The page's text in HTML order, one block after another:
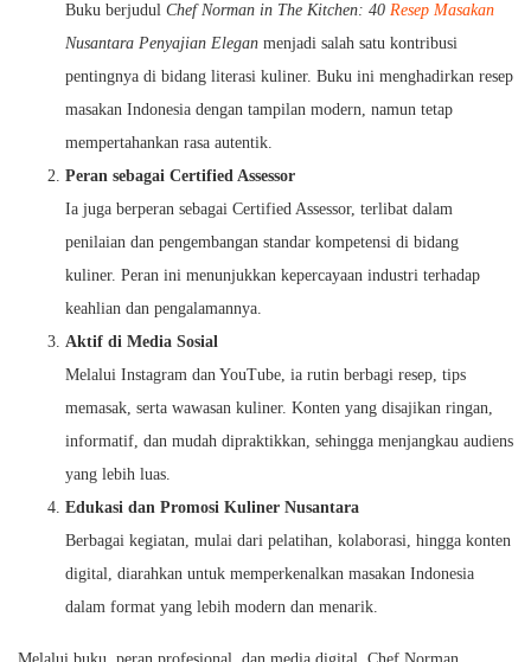
Buku berjudul Chef Norman in The Kitchen: 40 Resep Masakan
Nusantara Penyajian Elegan menjadi salah satu kontribusi
pentingnya di bidang literasi kuliner. Buku ini menghadirkan resep
masakan Indonesia dengan tampilan modern, namun tetap
mempertahankan rasa autentik.
Peran sebagai Certified Assessor
Ia juga berperan sebagai Certified Assessor, terlibat dalam
penilaian dan pengembangan standar kompetensi di bidang
kuliner. Peran ini menunjukkan kepercayaan industri terhadap
keahlian dan pengalamannya.
Aktif di Media Sosial
Melalui Instagram dan YouTube, ia rutin berbagi resep, tips
memasak, serta wawasan kuliner. Konten yang disajikan ringan,
informatif, dan mudah dipraktikkan, sehingga menjangkau audiens
yang lebih luas.
Edukasi dan Promosi Kuliner Nusantara
Berbagai kegiatan, mulai dari pelatihan, kolaborasi, hingga konten
digital, diarahkan untuk memperkenalkan masakan Indonesia
dalam format yang lebih modern dan menarik.